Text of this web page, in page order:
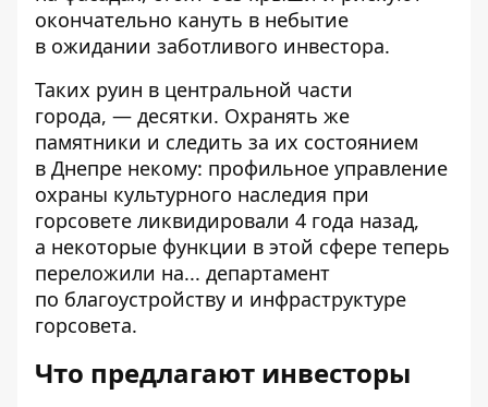
окончательно кануть в небытие
в ожидании заботливого инвестора.
Таких руин в центральной части
города, — десятки. Охранять же
памятники и следить за их состоянием
в Днепре некому: профильное управление
охраны культурного наследия при
горсовете ликвидировали 4 года назад,
а некоторые функции в этой сфере теперь
переложили на... департамент
по благоустройству и инфраструктуре
горсовета.
Что предлагают инвесторы